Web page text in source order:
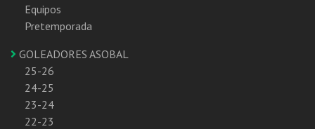
Equipos
Pretemporada
GOLEADORES ASOBAL
25-26
24-25
23-24
22-23